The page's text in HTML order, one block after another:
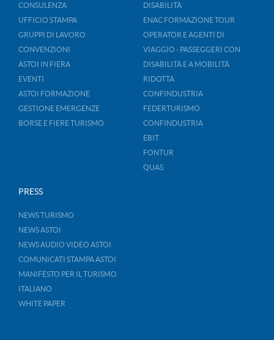
CONSULENZA
UFFICIO STAMPA
GRUPPI DI LAVORO
CONVENZIONI
ASTOI IN FIERA
EVENTI
ASTOI FORMAZIONE
GESTIONE EMERGENZE
BORSE E FIERE TURISMO
DISABILITÀ
ENAC FORMAZIONE TOUR
OPERATOR E AGENTI DI
VIAGGIO - PASSEGGERI CON
DISABILITÀ E A MOBILITÀ
RIDOTTA
CONFINDUSTRIA
FEDERTURISMO
CONFINDUSTRIA
EBIT
FONTUR
QUAS
PRESS
NEWS TURISMO
NEWS ASTOI
NEWS AUDIO VIDEO ASTOI
COMUNICATI STAMPA ASTOI
MANIFESTO PER IL TURISMO
ITALIANO
WHITE PAPER